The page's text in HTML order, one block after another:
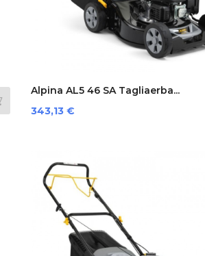
Alpina AL5 46 SA Tagliaerba...
Prezzo
343,13 €